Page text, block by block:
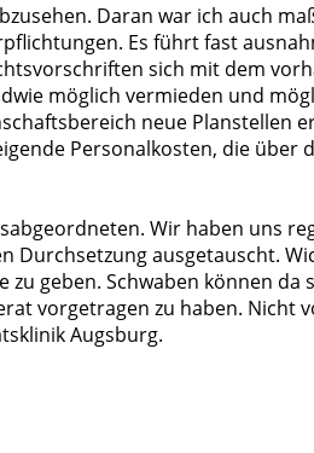
Daran war ich auch
Es führt fast
sich mit dem
möglich vermieden und
neue Planstellen
Personalkosten, die
Wir haben uns
ausgetauscht.
geben. Schwaben können da
vorgetragen zu haben. Nicht
Augsburg.